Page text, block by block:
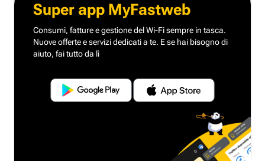
Super app MyFastweb
Consumi, fatture e gestione del Wi-Fi sempre in tasca.
Nuove offerte e servizi dedicati a te. E se hai bisogno di
aiuto, fai tutto da lì